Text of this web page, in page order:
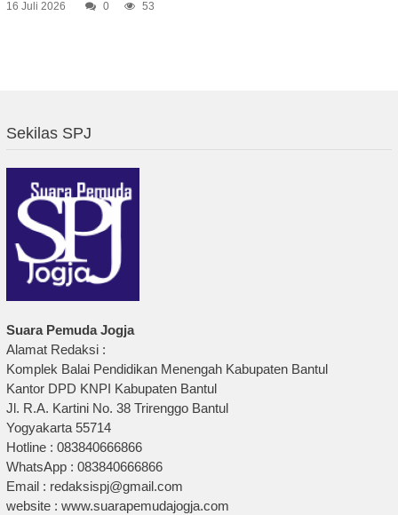
16 Juli 2026 0 53
Sekilas SPJ
Suara Pemuda Jogja
Alamat Redaksi :
Komplek Balai Pendidikan Menengah Kabupaten Bantul
Kantor DPD KNPI Kabupaten Bantul
Jl. R.A. Kartini No. 38 Trirenggo Bantul
Yogyakarta 55714
Hotline : 083840666866
WhatsApp : 083840666866
Email : redaksispj@gmail.com
website : www.suarapemudajogja.com